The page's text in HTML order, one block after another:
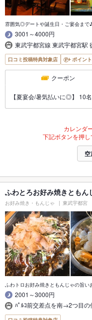
雰囲気◎デートや誕生日・ご宴会まで
3001～4000円
東武宇都宮線 東武宇都宮駅
口コミ投稿特典対象店 ポイン
クーポン
【夏宴会/暑気払いに◎】 10
カレンダ
下記ボタンを押し
ふわとろお好み焼きとも
お好み焼き・もんじゃ 東武宇都宮
ふわトロお好み焼きともんじゃの旨い
2001～3000円
ﾊﾟﾙｺ前交差点を南→2つ目